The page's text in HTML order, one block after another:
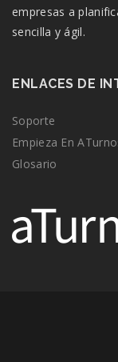
empresas a
sencilla y ágil.
ENLACES DE
Soporte
Empieza En
Glosario